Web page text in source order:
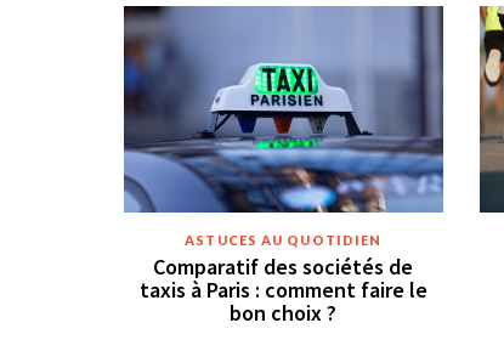
ASTUCES AU QUOTIDIEN
Comparatif des sociétés de
taxis à Paris : comment faire le
bon choix ?